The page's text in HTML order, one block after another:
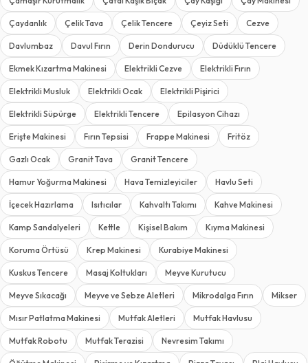
Çaydanlık Çelik Tava Çelik Tencere Çeyiz Seti Cezve
Davlumbaz Davul Fırın Derin Dondurucu Düdüklü Tencere
Ekmek Kızartma Makinesi Elektrikli Cezve Elektrikli Fırın
Elektrikli Musluk Elektrikli Ocak Elektrikli Pişirici
Elektrikli Süpürge Elektrikli Tencere Epilasyon Cihazı
Erişte Makinesi Fırın Tepsisi Frappe Makinesi Fritöz
Gazlı Ocak Granit Tava Granit Tencere
Hamur Yoğurma Makinesi Hava Temizleyiciler Havlu Seti
İçecek Hazırlama Isıtıcılar Kahvaltı Takımı Kahve Makinesi
Kamp Sandalyeleri Kettle Kişisel Bakım Kıyma Makinesi
Koruma Örtüsü Krep Makinesi Kurabiye Makinesi
Kuskus Tencere Masaj Koltukları Meyve Kurutucu
Meyve Sıkacağı Meyve ve Sebze Aletleri Mikrodalga Fırın Mikser
Mısır Patlatma Makinesi Mutfak Aletleri Mutfak Havlusu
Mutfak Robotu Mutfak Terazisi Nevresim Takımı